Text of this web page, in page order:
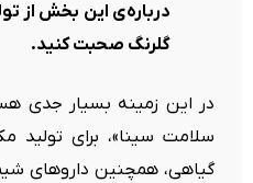
درباره‌ی این بخش از
گلرنگ صحبت کنید.
در این زمینه بسیار جدی
سلامت سینا»، برای تولید
گیاهی، همچنین داروهای